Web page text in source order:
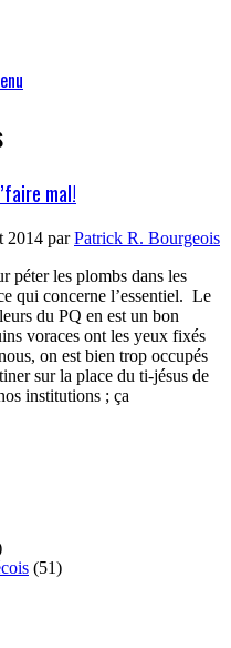
mal!
2014 parPatrick R. Bourgeois
péter les plombs dans les
qui concerne l’essentiel. Le
du PQ en est un bon
voraces ont les yeux fixés
on est bien trop occupés
sur la place du ti-jésus de
institutions ; ça
(51)